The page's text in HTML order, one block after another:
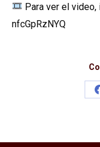
Para ver el
nfcGpRzNYQ